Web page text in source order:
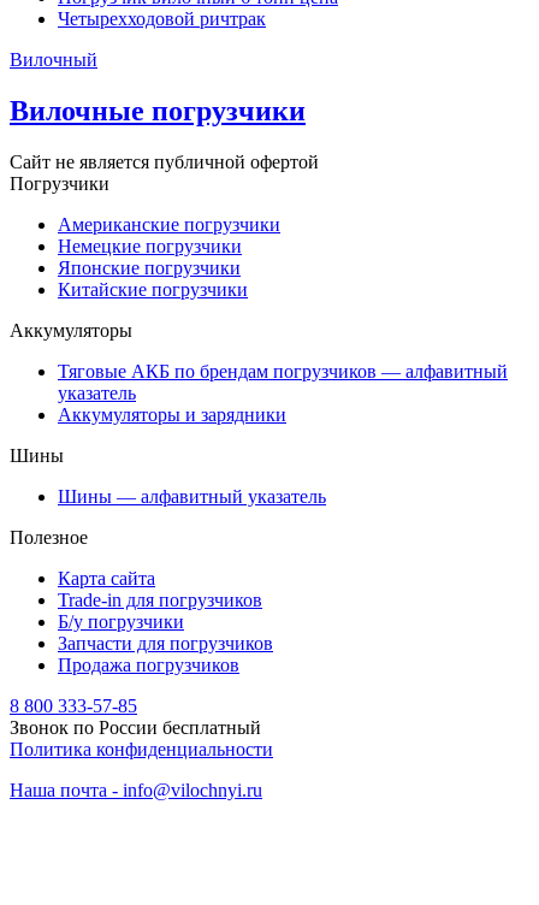
Четырехходовой ричтрак
Вилочный
Вилочные погрузчики
Сайт не является публичной офертой
Погрузчики
Американские погрузчики
Немецкие погрузчики
Японские погрузчики
Китайские погрузчики
Аккумуляторы
Тяговые АКБ по брендам погрузчиков — алфавитный
указатель
Аккумуляторы и зарядники
Шины
Шины — алфавитный указатель
Полезное
Карта сайта
Trade-in для погрузчиков
Б/у погрузчики
Запчасти для погрузчиков
Продажа погрузчиков
8 800 333-57-85
Звонок по России бесплатный
Политика конфиденциальности
Наша почта - info@vilochnyi.ru